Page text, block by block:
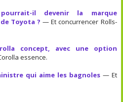
il devenir la marque
Toyota ? — Et concurrencer Rolls-
concept, avec une option
essence.
qui aime les bagnoles— Et